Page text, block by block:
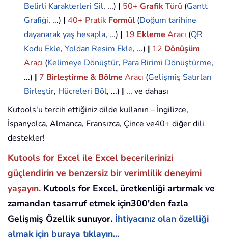
Belirli Karakterleri Sil, ...) | 50+ GrafikTürü (Gantt
Grafiği, ...) | 40+ Pratik Formül (Doğum tarihine
dayanarak yaş hesapla, ...) | 19 Ekleme Aracı (QR
Kodu Ekle, Yoldan Resim Ekle, ...) | 12 Dönüşüm
Aracı (Kelimeye Dönüştür, Para Birimi Dönüştürme,
...) | 7 Birleştirme & Bölme Aracı (Gelişmiş Satırları
Birleştir, Hücreleri Böl, ...) | ... ve dahası
Kutools'u tercih ettiğiniz dilde kullanın – İngilizce,
İspanyolca, Almanca, Fransızca, Çince ve40+ diğer dili
destekler!
Kutools for Excel ile Excel becerilerinizi
güçlendirin ve benzersiz bir verimlilik deneyimi
yaşayın. Kutools for Excel, üretkenliği artırmak ve
zamandan tasarruf etmek için300'den fazla
Gelişmiş Özellik sunuyor. İhtiyacınız olan özelliği
almak için buraya tıklayın...